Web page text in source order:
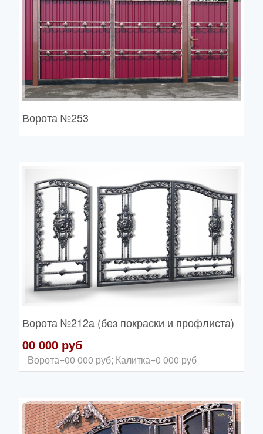
Ворота№253
Ворота№212a (без покраски и профлиста)
00 000 руб
Ворота=00 000 руб; Калитка=0 000 руб